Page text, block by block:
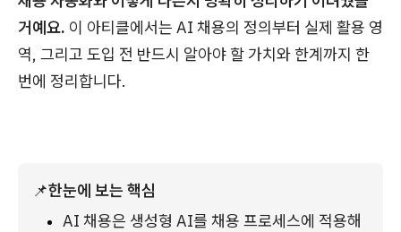
거예요. 이 아티클에서는 AI 채용의 정의부터 실제 활용 영
역, 그리고 도입 전 반드시 알아야 할 가치와 한계까지 한
번에 정리합니다.
📌한눈에 보는 핵심
AI 채용은 생성형 AI를 채용 프로세스에 적용해